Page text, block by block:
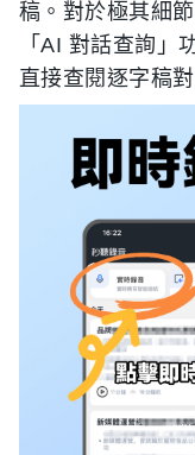
稿。對於極其細
「AI 對話查詢」
直接查閱逐字稿